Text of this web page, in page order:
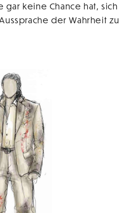
gar keine Chance hat, sich
der Wahrheit zu